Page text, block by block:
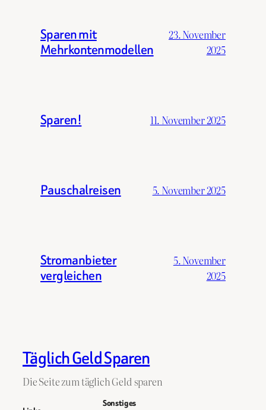
Sparen mit
Mehrkontenmodellen
23. November
2025
Sparen! 11. November 2025
Pauschalreisen 5. November 2025
Stromanbieter
vergleichen
5. November
2025
Täglich Geld Sparen
Die Seite zum täglich Geld sparen
Sonstiges